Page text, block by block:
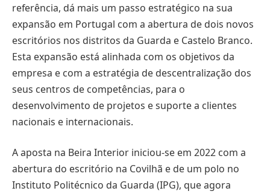
referência, dá mais um passo estratégico na sua
expansão em Portugal com a abertura de dois novos
escritórios nos distritos da Guarda e Castelo Branco.
Esta expansão está alinhada com os objetivos da
empresa e com a estratégia de descentralização dos
seus centros de competências, para o
desenvolvimento de projetos e suporte a clientes
nacionais e internacionais.
A aposta na Beira Interior iniciou-se em 2022 com a
abertura do escritório na Covilhã e de um polo no
Instituto Politécnico da Guarda (IPG), que agora